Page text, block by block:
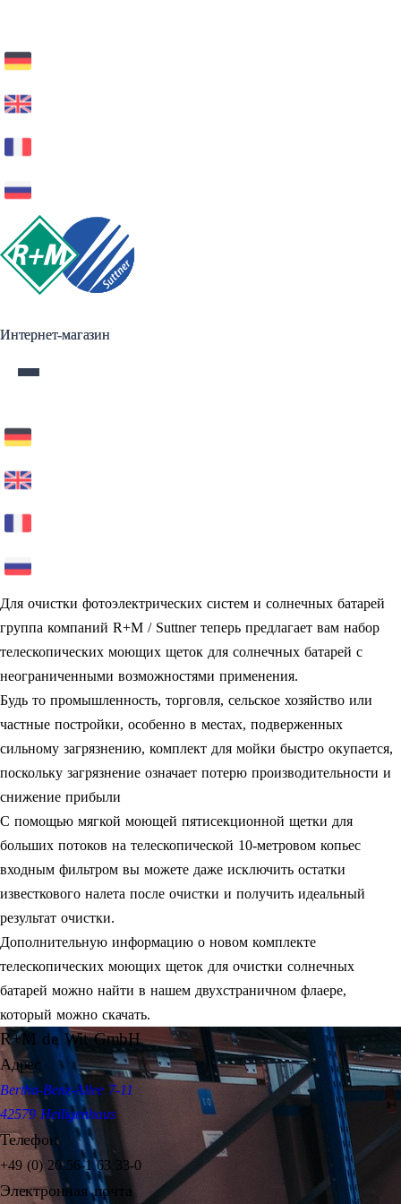
Интернет-магазин
Интернет-магазин
Для очистки фотоэлектрических систем и солнечных батарей
группа компаний R+M / Suttner теперь предлагает вам набор
телескопических моющих щеток для солнечных батарей с
неограниченными возможностями применения.
Будь то промышленность, торговля, сельское хозяйство или
частные постройки, особенно в местах, подверженных
сильному загрязнению, комплект для мойки быстро окупается,
поскольку загрязнение означает потерю производительности и
снижение прибыли
С помощью мягкой моющей пятисекционной щетки для
больших потоков на телескопической 10-метровом копьес
входным фильтром вы можете даже исключить остатки
известкового налета после очистки и получить идеальный
результат очистки.
Дополнительную информацию о новом комплекте
телескопических моющих щеток для очистки солнечных
батарей можно найти в нашем двухстраничном флаере,
который можно скачать.
R+M de Wit GmbH
Адрес
Bertha-Benz-Allee 7-11
42579 Heiligenhaus
Телефон
+49 (0) 20 56-1 63 33-0
Электронная почта